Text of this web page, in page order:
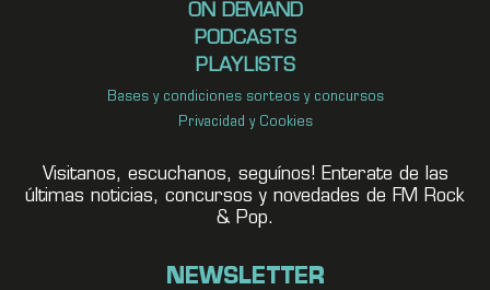
ON DEMAND
PODCASTS
PLAYLISTS
Bases y condiciones sorteos y concursos
Privacidad y Cookies
Visitanos, escuchanos, seguínos! Enterate de las
últimas noticias, concursos y novedades de FM Rock
& Pop.
NEWSLETTER